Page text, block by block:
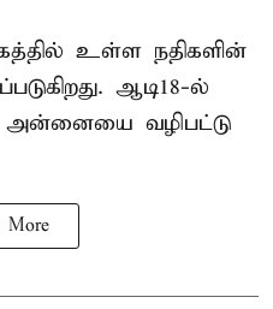
உள்ள நதிகளின்
ஆடி18-ல்
அன்னையை வழிபட்டு
More